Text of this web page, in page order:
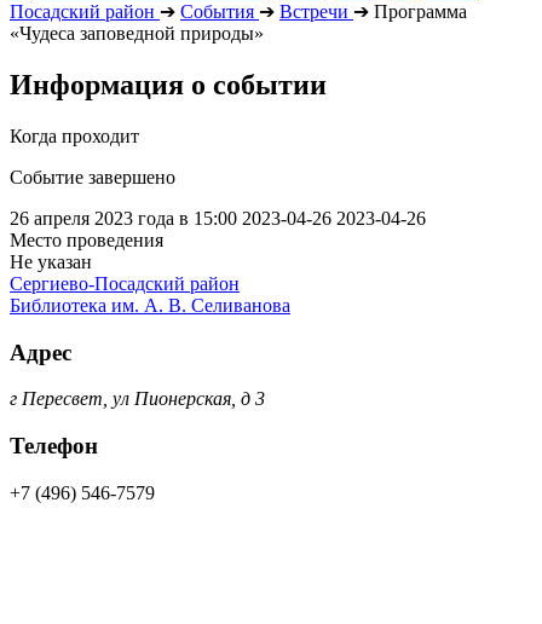
Посадский район ➔ События ➔ Встречи ➔ Программа
«Чудеса заповедной природы»
Информация о событии
Когда проходит
Событие завершено
26 апреля 2023 года в 15:00 2023-04-26 2023-04-26
Место проведения
Не указан
Сергиево-Посадский район
Библиотека им. А. В. Селиванова
Адрес
г Пересвет, ул Пионерская, д 3
Телефон
+7 (496) 546-7579